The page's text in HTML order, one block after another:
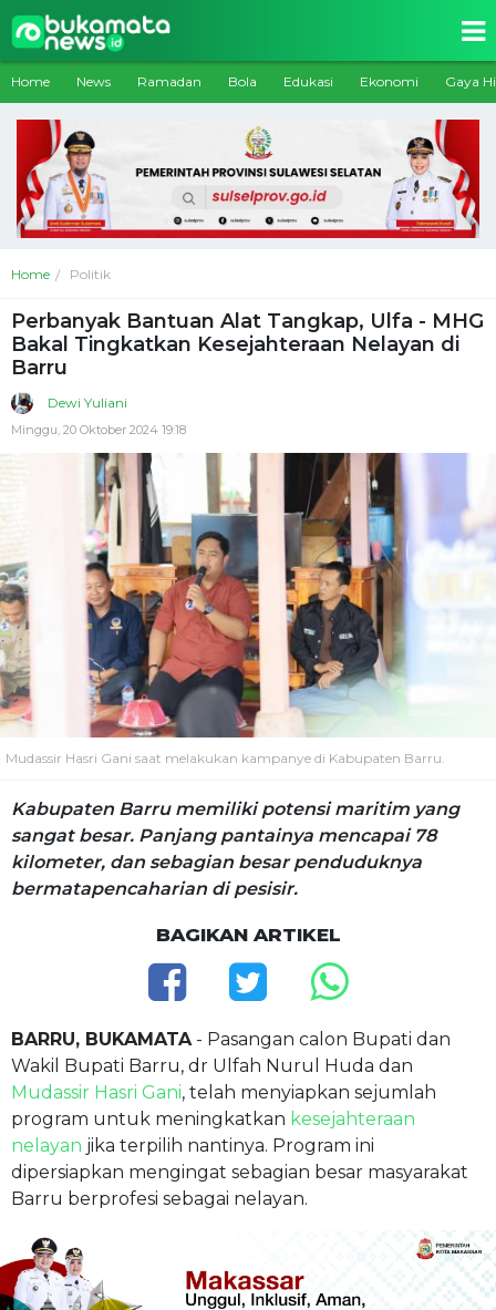
Home News Ramadan Bola Edukasi Ekonomi Gaya
Home Politik
Perbanyak Bantuan Alat Tangkap, Ulfa - MHG
Bakal Tingkatkan Kesejahteraan Nelayan di
Barru
Dewi Yuliani
Minggu, 20 Oktober 2024 19:18
Mudassir Hasri Gani saat melakukan kampanye di Kabupaten Barru.
Kabupaten Barru memiliki potensi maritim yang
sangat besar. Panjang pantainya mencapai 78
kilometer, dan sebagian besar penduduknya
bermatapencaharian di pesisir.
BAGIKAN ARTIKEL
BARRU, BUKAMATA - Pasangan calon Bupati dan
Wakil Bupati Barru, dr Ulfah Nurul Huda dan
Mudassir Hasri Gani, telah menyiapkan sejumlah
program untuk meningkatkan kesejahteraan
nelayan jika terpilih nantinya. Program ini
dipersiapkan mengingat sebagian besar masyarakat
Barru berprofesi sebagai nelayan.